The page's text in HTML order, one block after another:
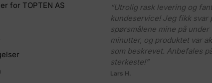
for TOPTEN AS
“Utrolig rask levering og
kundeservice! Jeg fikk svar
spørsmålene mine på under
minutter, og produktet var
som beskrevet. Anbefales
sterkeste!”
Lars H.